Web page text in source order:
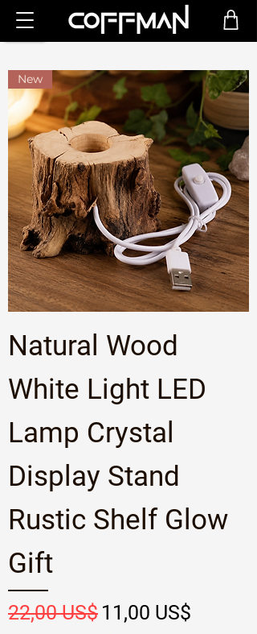
New
Natural Wood
White Light LED
Lamp Crystal
Display Stand
Rustic Shelf Glow
Gift
Precio
22,00 US$ Precio de oferta
11,00 US$